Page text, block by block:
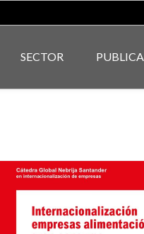
SECTOR